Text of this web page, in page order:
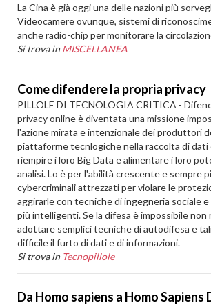
La Cina è già oggi una delle nazioni più
Videocamere ovunque, sistemi di
anche radio-chip per monitorare la
Si trova in MISCELLANEA
Come difendere la propria privacy
PILLOLE DI TECNOLOGIA CRITICA -
privacy online è diventata una missione
l'azione mirata e intenzionale dei produttori
piattaforme tecnlogiche nella raccolta di dati
riempire i loro Big Data e alimentare i loro
analisi. Lo è per l'abilità crescente e sempre
cybercriminali attrezzati per violare le
aggirarle con tecniche di ingegneria sociale
più intelligenti. Se la difesa è impossibile non
adottare semplici tecniche di autodifesa e
difficile il furto di dati e di informazioni.
Si trova in Tecnopillole
Da Homo sapiens a Homo Sapiens